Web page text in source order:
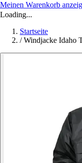
Meinen Warenkorb
Loading...
Startseite
/ Windjacke Idaho